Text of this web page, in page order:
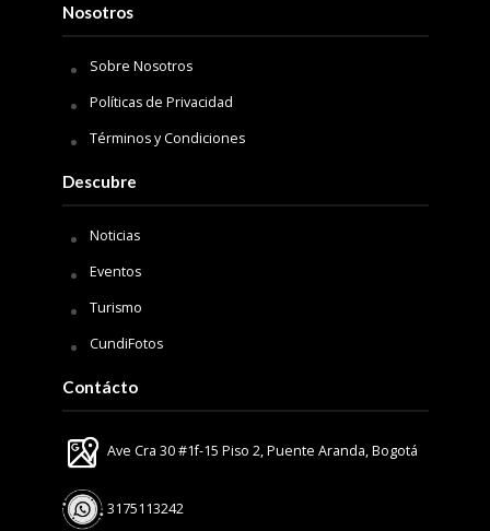
Nosotros
Sobre Nosotros
Políticas de Privacidad
Términos y Condiciones
Descubre
Noticias
Eventos
Turismo
CundiFotos
Contácto
Ave Cra 30 #1f-15 Piso 2, Puente Aranda, Bogotá
3175113242